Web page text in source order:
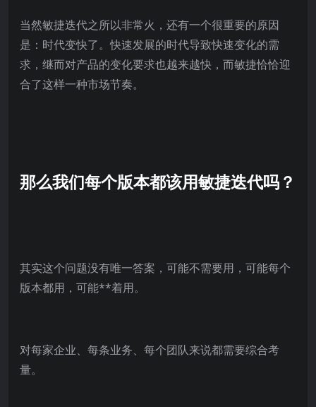
当然敏捷迭代之所以非常火，还有一个很重要的原因
是：时代变快了。快速发展的时代导致快速变化的需
求，继而对产品的变化要求也越来越快，而敏捷恰恰迎
合了这样一种市场节奏。
那么我们每个版本都该用敏捷迭代吗？
其实这个问题没有唯一答案，可能不需要用，可能每个
版本都用，可能**着用。
对每家企业、每条业务、每个团队来说都需要综合考
量。